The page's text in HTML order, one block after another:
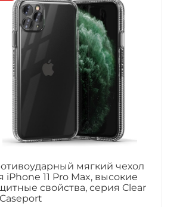
мягкий чехол
iPhone 11 Pro Max, высокие
свойства, серия Clear